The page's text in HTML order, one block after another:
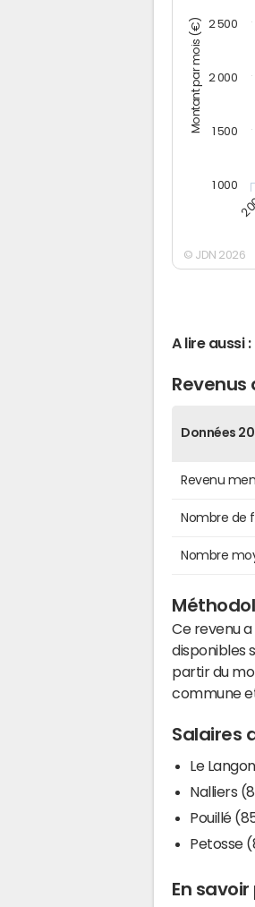
Montant par mois (€)
1 000
1 500
2 000
2 500
© JDN 2026
A lire aussi :
Données
Revenu
Nombre de
Nombre
Ce revenu
disponibles
partir du
commune
Salaires
Le
Nalliers
Pouillé
Petosse
En